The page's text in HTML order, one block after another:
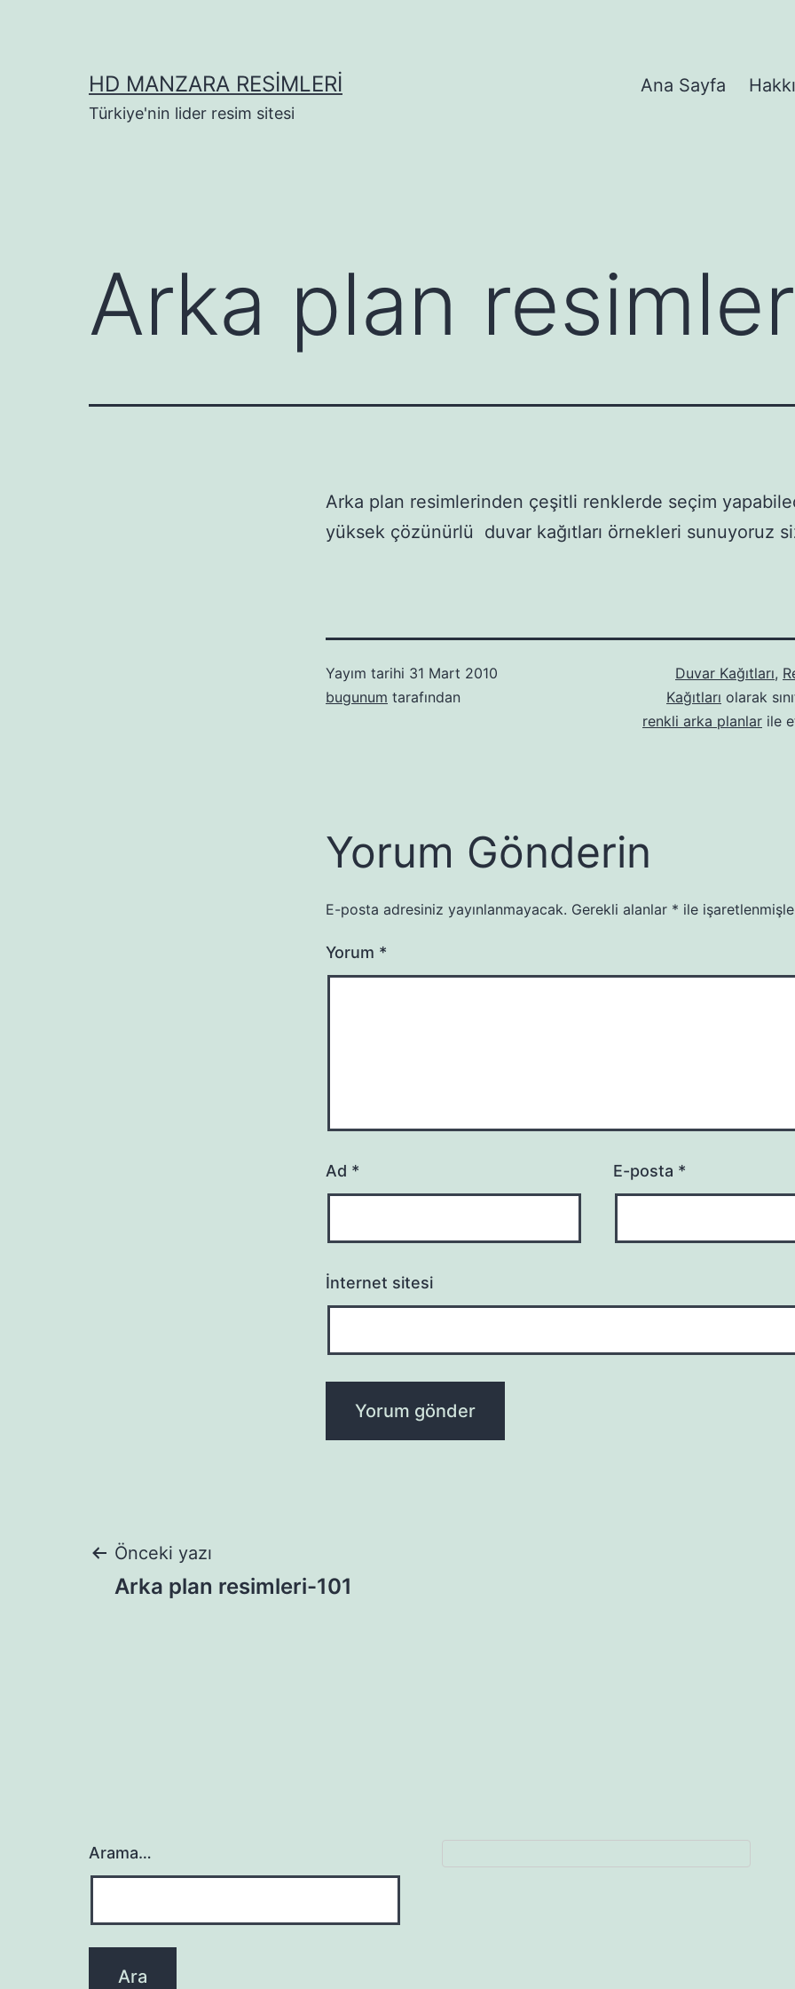
HD MANZARA RESIMLERI
Türkiye'nin lider resim sitesi
Ana Sayfa
Arka plan
Arka plan resimlerinden çeşitli renklerde seçim
yüksek çözünürlü duvar kağıtları örnekleri sunuyoruz
Yayım tarihi 31 Mart 2010
bugunum tarafından
Duvar Kağıtları,
Kağıtları olarak
renkli arka planlar ile
Yorum Gönderin
E-posta adresiniz yayınlanmayacak. Gerekli alanlar * ile
Yorum *
Ad * E-posta *
İnternet sitesi
Yazı
Önceki yazı
Arka plan resimleri-101
Arama…